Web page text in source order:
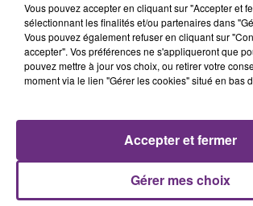
14h15
14h15
Les Filles, Les Meufs
14h07
14h07
Four
Vous pouvez accepter en cliquant sur "Accepter et
sélectionnant les finalités et/ou partenaires dans
Vous pouvez également refuser en cliquant sur
accepter". Vos préférences ne s'appliqueront que
pouvez mettre à jour vos choix, ou retirer votre
moment via le lien "Gérer les cookies" situé en bas
Gérer mes choix
Accepter et fermer